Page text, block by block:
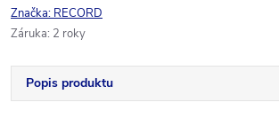
Značka: RECORD
Záruka: 2 roky
Popis produktu